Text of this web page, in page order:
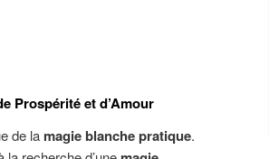
Prospérité et d’Amour
de la magie blanche pratique.